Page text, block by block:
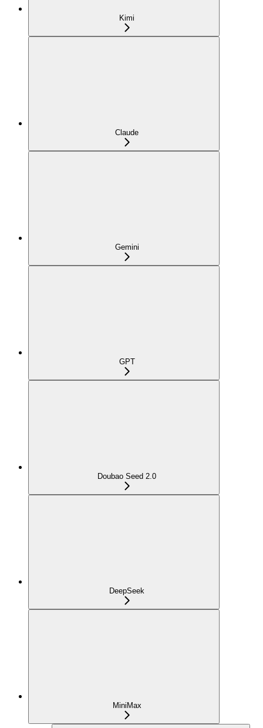
Kimi
Claude
Gemini
GPT
Doubao Seed 2.0
DeepSeek
MiniMax